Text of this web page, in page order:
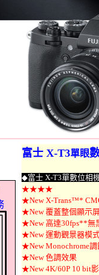
富士 X-T3單眼
◆富士 X-T3單數位相
★★★★
★New X-Trans™*
★New 覆蓋整個顯示
★New 高達30fps**無
★New 運動觀景器模
★New Monochrome調
★New 色調效果
★New 4K/60P 10 bit